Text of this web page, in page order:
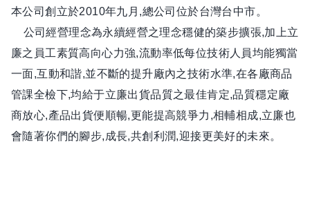
本公司創立於2010年九月,總公司位於台灣台中市。
公司經營理念為永續經營之理念穩健的築步擴張,加上立
廉之員工素質高向心力強,流動率低每位技術人員均能獨當
一面,互動和諧,並不斷的提升廠內之技術水準,在各廠商品
管課全檢下,均給于立廉出貨品質之最佳肯定,品質穩定廠
商放心,產品出貨便順暢,更能提高競爭力,相輔相成,立廉也
會隨著你們的腳步,成長,共創利潤,迎接更美好的未來。